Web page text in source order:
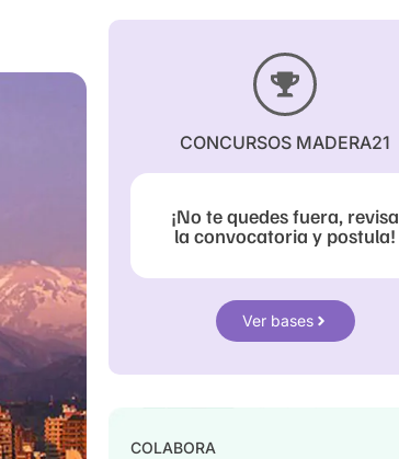
CONCURSOS MADERA21
¡No te quedes fuera, revisa
la convocatoria y postula!
Ver bases
COLABORA